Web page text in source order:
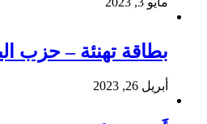
بطاقة تهنئة – حزب
أبريل 26, 2023